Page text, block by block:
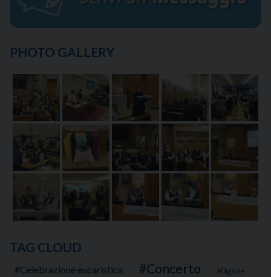
PHOTO GALLERY
TAG CLOUD
Celebrazione eucaristica Concerto Digitale